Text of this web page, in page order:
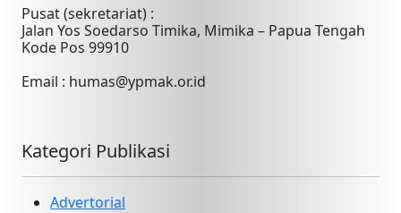
Pusat (sekretariat) :
Jalan Yos Soedarso Timika, Mimika – Papua Tengah
Kode Pos 99910
Email : humas@ypmak.or.id
Kategori Publikasi
Advertorial